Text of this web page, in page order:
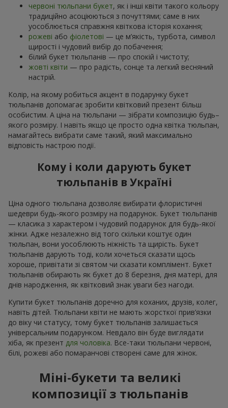
червоні тюльпани букет, як і інші квіти такого кольору
традиційно асоціюються з почуттями; саме в них
уособлюється справжня квіткова історія кохання;
рожеві або фіолетові — це м’якість, турбота, символ
щирості і чудовий вибір до побачення;
білий букет тюльпанів — про спокій і чистоту;
жовті квіти — про радість, сонце та легкий весняний
настрій.
Колір, на якому робиться акцент в подарунку букет
тюльпанів допомагає зробити квітковий презент більш
особистим. А ціна на тюльпани — зібрати композицію будь–
якого розміру. І навіть якщо це просто одна квітка тюльпан,
намагайтесь вибрати саме такий, який максимально
відповість настрою події.
Кому і коли дарують букет
тюльпанів в Україні
Ціна одного тюльпана дозволяє вибирати флористичні
шедеври будь-якого розміру на подарунок. Букет тюльпанів
— класика з характером і чудовий подарунок для будь-якої
жінки. Адже незалежно від того скільки коштує один
тюльпан, вони уособлюють ніжність та щирість. Букет
тюльпанів дарують тоді, коли хочеться сказати щось
хороше, привітати зі святом чи сказати комплімент. Букет
тюльпанів обирають як букет до 8 березня, дня матері, для
днів народження, як квітковий знак уваги без нагоди.
Купити букет тюльпанів доречно для коханих, друзів, колег,
навіть дітей. Тюльпани квіти не мають жорсткої прив’язки
до віку чи статусу, тому букет тюльпанів залишається
універсальним подарунком. Невдало він буде виглядати
хіба, як презент для чоловіка. Все-таки тюльпани червоні,
білі, рожеві або помаранчові створені саме для жінок.
Міні-букети та великі
композиції з тюльпанів